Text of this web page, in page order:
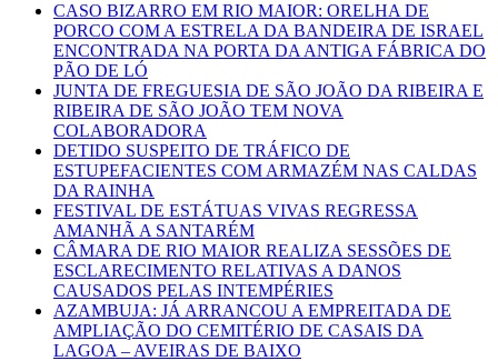
CASO BIZARRO EM RIO MAIOR: ORELHA DE
PORCO COM A ESTRELA DA BANDEIRA DE ISRAEL
ENCONTRADA NA PORTA DA ANTIGA FÁBRICA DO
PÃO DE LÓ
JUNTA DE FREGUESIA DE SÃO JOÃO DA RIBEIRA E
RIBEIRA DE SÃO JOÃO TEM NOVA
COLABORADORA
DETIDO SUSPEITO DE TRÁFICO DE
ESTUPEFACIENTES COM ARMAZÉM NAS CALDAS
DA RAINHA
FESTIVAL DE ESTÁTUAS VIVAS REGRESSA
AMANHÃ A SANTARÉM
CÂMARA DE RIO MAIOR REALIZA SESSÕES DE
ESCLARECIMENTO RELATIVAS A DANOS
CAUSADOS PELAS INTEMPÉRIES
AZAMBUJA: JÁ ARRANCOU A EMPREITADA DE
AMPLIAÇÃO DO CEMITÉRIO DE CASAIS DA
LAGOA – AVEIRAS DE BAIXO